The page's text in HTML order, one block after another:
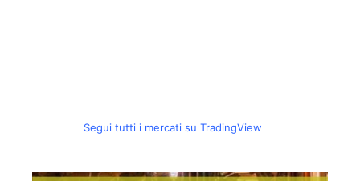
Segui tutti i mercati su TradingView